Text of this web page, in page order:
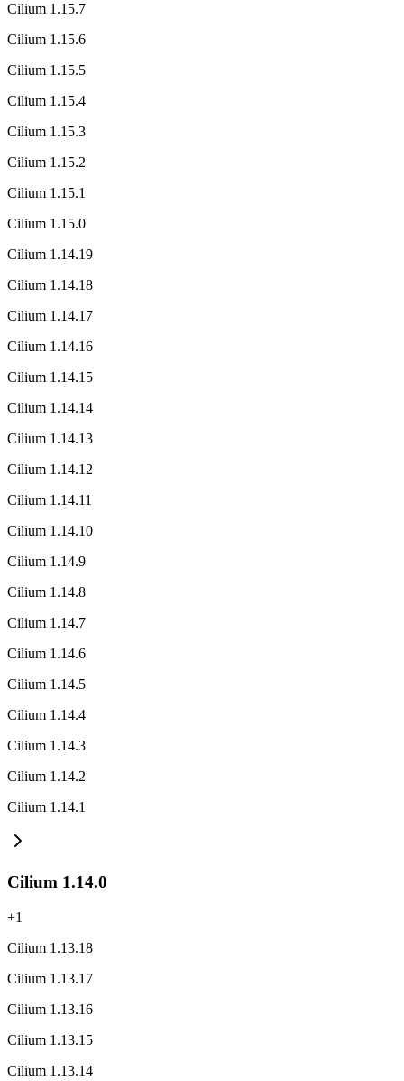
Cilium 1.15.7
Cilium 1.15.6
Cilium 1.15.5
Cilium 1.15.4
Cilium 1.15.3
Cilium 1.15.2
Cilium 1.15.1
Cilium 1.15.0
Cilium 1.14.19
Cilium 1.14.18
Cilium 1.14.17
Cilium 1.14.16
Cilium 1.14.15
Cilium 1.14.14
Cilium 1.14.13
Cilium 1.14.12
Cilium 1.14.11
Cilium 1.14.10
Cilium 1.14.9
Cilium 1.14.8
Cilium 1.14.7
Cilium 1.14.6
Cilium 1.14.5
Cilium 1.14.4
Cilium 1.14.3
Cilium 1.14.2
Cilium 1.14.1
Cilium 1.14.0
+1
Cilium 1.13.18
Cilium 1.13.17
Cilium 1.13.16
Cilium 1.13.15
Cilium 1.13.14